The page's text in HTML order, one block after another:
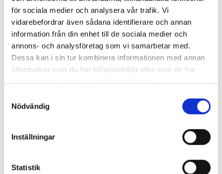
för sociala medier och analysera vår trafik. Vi
vidarebefordrar även sådana identifierare och annan
information från din enhet till de sociala medier och
annons- och analysföretag som vi samarbetar med.
Dessa kan i sin tur kombinera informationen med annan
information som du har tillhandahållit eller som de har
samlat in när du har använt deras tjänster.
Nödvändig
Inställningar
Statistik
Enorma skillnader mellan
chefredaktörerna
Så mycket tjänar dagspresscheferna